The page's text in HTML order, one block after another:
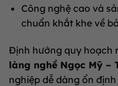
Công nghệ cao và
chuẩn khắt khe về
Định hướng quy hoạch
làng nghề Ngọc Mỹ –
nghiệp dễ dàng ổn